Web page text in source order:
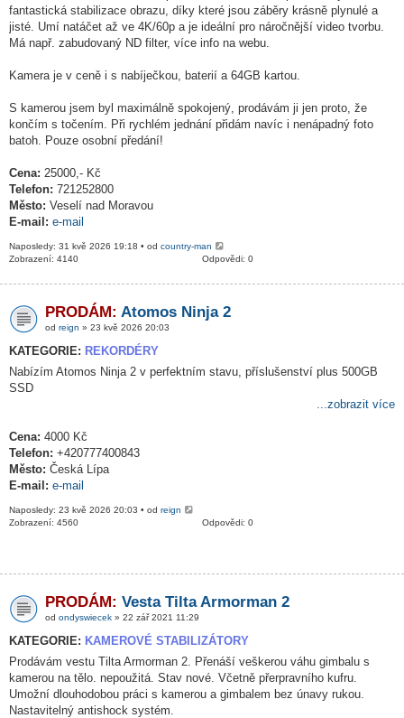
fantastická stabilizace obrazu, díky které jsou záběry krásně plynulé a
jisté. Umí natáčet až ve 4K/60p a je ideální pro náročnější video tvorbu.
Má např. zabudovaný ND filter, více info na webu.
Kamera je v ceně i s nabíječkou, baterií a 64GB kartou.
S kamerou jsem byl maximálně spokojený, prodávám ji jen proto, že
končím s točením. Při rychlém jednání přidám navíc i nenápadný foto
batoh. Pouze osobní předání!
Cena: 25000,- Kč
Telefon: 721252800
Město: Veselí nad Moravou
E-mail: e-mail
Naposledy: 31 kvě 2026 19:18 • od country-man
Odpovědi: 0
Zobrazení: 4140
PRODÁM: Atomos Ninja 2
od reign » 23 kvě 2026 20:03
KATEGORIE: REKORDÉRY
Nabízím Atomos Ninja 2 v perfektním stavu, příslušenství plus 500GB
SSD
...zobrazit více
Cena: 4000 Kč
Telefon: +420777400843
Město: Česká Lípa
E-mail: e-mail
Naposledy: 23 kvě 2026 20:03 • od reign
Odpovědi: 0
Zobrazení: 4560
PRODÁM: Vesta Tilta Armorman 2
od ondyswiecek » 22 zář 2021 11:29
KATEGORIE: KAMEROVÉ STABILIZÁTORY
Prodávám vestu Tilta Armorman 2. Přenáší veškerou váhu gimbalu s
kamerou na tělo. nepoužitá. Stav nové. Včetně přerpravního kufru.
Umožní dlouhodobou práci s kamerou a gimbalem bez únavy rukou.
Nastavitelný antishock systém.